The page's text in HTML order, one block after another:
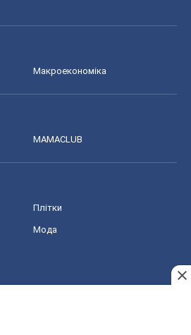
Макроекономіка
MAMACLUB
Плітки
Мода